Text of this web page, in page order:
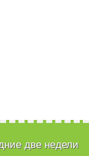
две недели